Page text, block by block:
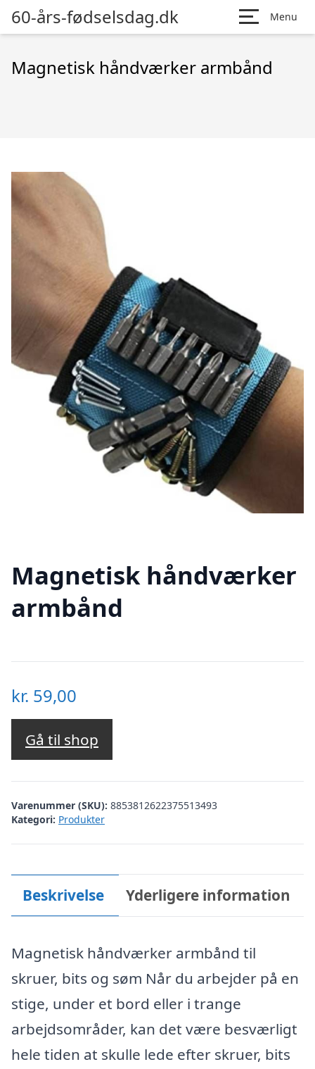
60-års-fødselsdag.dk Menu
Magnetisk håndværker armbånd
Magnetisk håndværker
armbånd
kr. 59,00
Gå til shop
Varenummer (SKU): 8853812622375513493
Kategori: Produkter
Beskrivelse Yderligere information
Magnetisk håndværker armbånd til
skruer, bits og søm Når du arbejder på en
stige, under et bord eller i trange
arbejdsområder, kan det være besværligt
hele tiden at skulle lede efter skruer, bits